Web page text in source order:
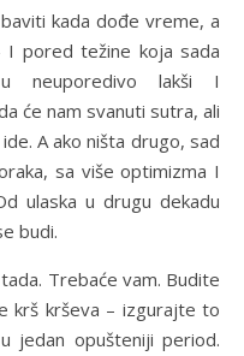
kada dođe vreme, a
pored težine koja sada
neuporedivo lakši I
će nam svanuti sutra, ali
A ako ništa drugo, sad
sa više optimizma I
ulaska u drugu dekadu
budi.
Trebaće vam. Budite
krš krševa – izgurajte to
jedan opušteniji period.